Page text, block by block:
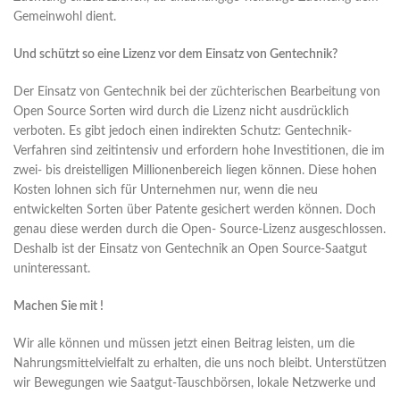
Gemeinwohl dient.
Und schützt so eine Lizenz vor dem Einsatz von Gentechnik?
Der Einsatz von Gentechnik bei der züchterischen Bearbeitung von
Open Source Sorten wird durch die Lizenz nicht ausdrücklich
verboten. Es gibt jedoch einen indirekten Schutz: Gentechnik-
Verfahren sind zeitintensiv und erfordern hohe Investitionen, die im
zwei- bis dreistelligen Millionenbereich liegen können. Diese hohen
Kosten lohnen sich für Unternehmen nur, wenn die neu
entwickelten Sorten über Patente gesichert werden können. Doch
genau diese werden durch die Open- Source-Lizenz ausgeschlossen.
Deshalb ist der Einsatz von Gentechnik an Open Source-Saatgut
uninteressant.
Machen Sie mit !
Wir alle können und müssen jetzt einen Beitrag leisten, um die
Nahrungsmittelvielfalt zu erhalten, die uns noch bleibt. Unterstützen
wir Bewegungen wie Saatgut-Tauschbörsen, lokale Netzwerke und